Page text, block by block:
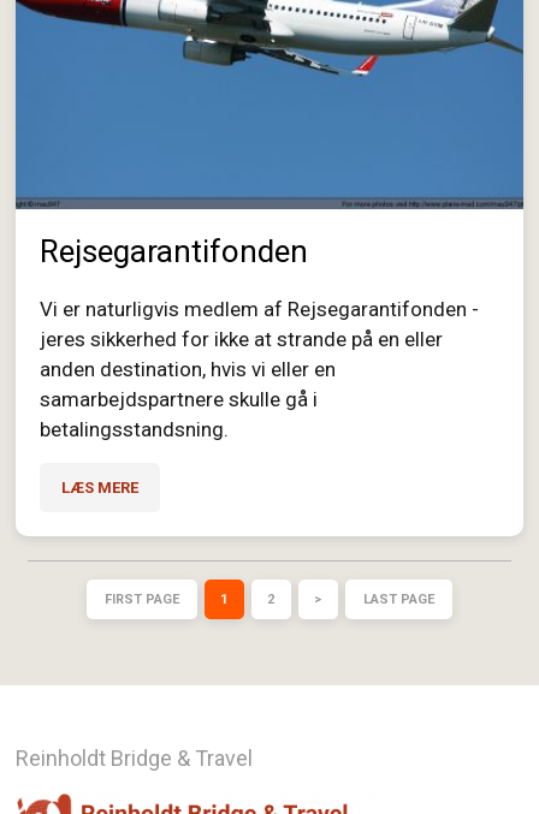
Rejsegarantifonden
Vi er naturligvis medlem af Rejsegarantifonden -
jeres sikkerhed for ikke at strande på en eller
anden destination, hvis vi eller en
samarbejdspartnere skulle gå i
betalingsstandsning.
LÆS MERE
FIRST PAGE 1 2 > LAST PAGE
Reinholdt Bridge & Travel